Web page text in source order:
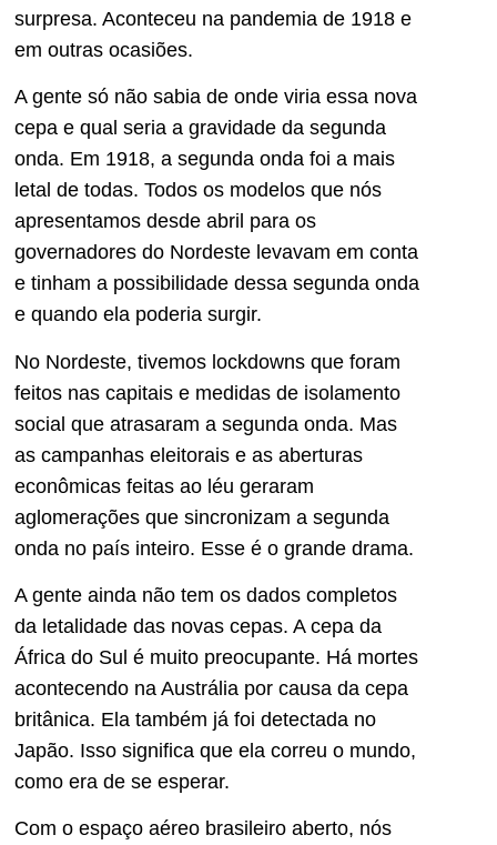
surpresa. Aconteceu na pandemia de 1918 e
em outras ocasiões.
A gente só não sabia de onde viria essa nova
cepa e qual seria a gravidade da segunda
onda. Em 1918, a segunda onda foi a mais
letal de todas. Todos os modelos que nós
apresentamos desde abril para os
governadores do Nordeste levavam em conta
e tinham a possibilidade dessa segunda onda
e quando ela poderia surgir.
No Nordeste, tivemos lockdowns que foram
feitos nas capitais e medidas de isolamento
social que atrasaram a segunda onda. Mas
as campanhas eleitorais e as aberturas
econômicas feitas ao léu geraram
aglomerações que sincronizam a segunda
onda no país inteiro. Esse é o grande drama.
A gente ainda não tem os dados completos
da letalidade das novas cepas. A cepa da
África do Sul é muito preocupante. Há mortes
acontecendo na Austrália por causa da cepa
britânica. Ela também já foi detectada no
Japão. Isso significa que ela correu o mundo,
como era de se esperar.
Com o espaço aéreo brasileiro aberto, nós